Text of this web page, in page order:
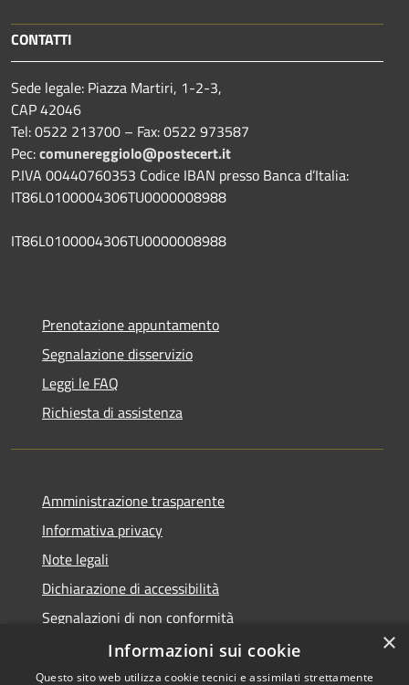
CONTATTI
Sede legale: Piazza Martiri, 1-2-3,
CAP 42046
Tel: 0522 213700 – Fax: 0522 973587
Pec:comunereggiolo@postecert.it
P.IVA 00440760353 Codice IBAN presso Banca d’Italia:
IT86L0100004306TU0000008988
IT86L0100004306TU0000008988
Prenotazione appuntamento
Segnalazione disservizio
Leggi le FAQ
Richiesta di assistenza
Amministrazione trasparente
Informativa privacy
Note legali
Dichiarazione di accessibilità
Segnalazioni di non conformità
×
Informazioni sui cookie
Questo sito web utilizza cookie tecnici e assimilati strettamente